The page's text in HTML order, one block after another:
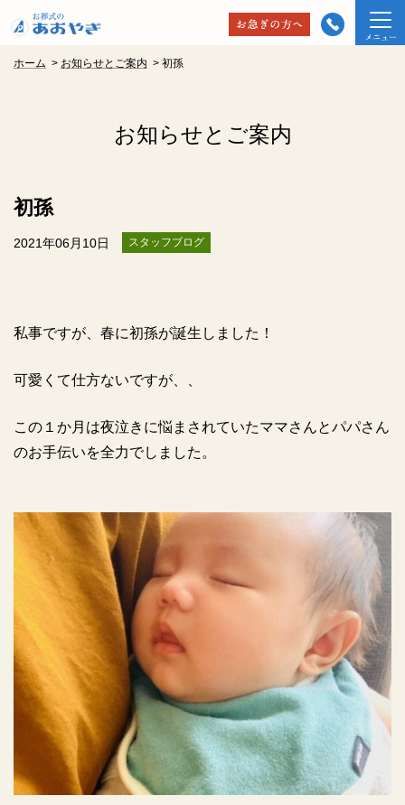
ホーム > お知らせとご案内 > 初孫
お知らせとご案内
初孫
2021年06月10日 スタッフブログ
私事ですが、春に初孫が誕生しました！
可愛くて仕方ないですが、、
この１か月は夜泣きに悩まされていたママさんとパパさん
のお手伝いを全力でしました。